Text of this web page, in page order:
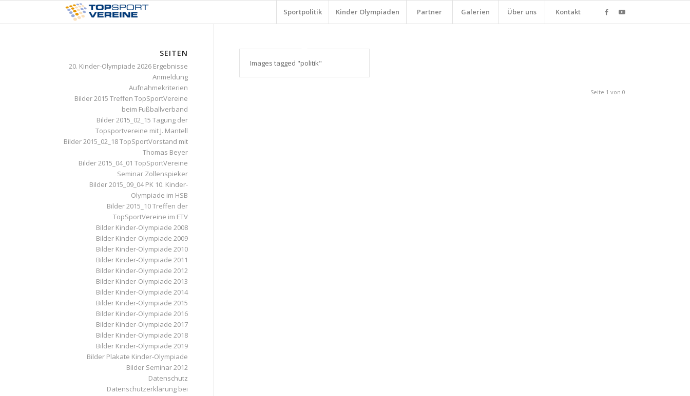
Sportpolitik Kinder Olympiaden Partner Galerien Über uns Kontakt
Images tagged "politik"
Seite 1 von 0
SEITEN
20. Kinder-Olympiade 2026 Ergebnisse
Anmeldung
Aufnahmekriterien
Bilder 2015 Treffen TopSportVereine
beim Fußballverband
Bilder 2015_02_15 Tagung der
Topsportvereine mit J. Mantell
Bilder 2015_02_18 TopSportVorstand mit
Thomas Beyer
Bilder 2015_04_01 TopSportVereine
Seminar Zollenspieker
Bilder 2015_09_04 PK 10. Kinder-
Olympiade im HSB
Bilder 2015_10 Treffen der
TopSportVereine im ETV
Bilder Kinder-Olympiade 2008
Bilder Kinder-Olympiade 2009
Bilder Kinder-Olympiade 2010
Bilder Kinder-Olympiade 2011
Bilder Kinder-Olympiade 2012
Bilder Kinder-Olympiade 2013
Bilder Kinder-Olympiade 2014
Bilder Kinder-Olympiade 2015
Bilder Kinder-Olympiade 2016
Bilder Kinder-Olympiade 2017
Bilder Kinder-Olympiade 2018
Bilder Kinder-Olympiade 2019
Bilder Plakate Kinder-Olympiade
Bilder Seminar 2012
Datenschutz
Datenschutzerklärung bei